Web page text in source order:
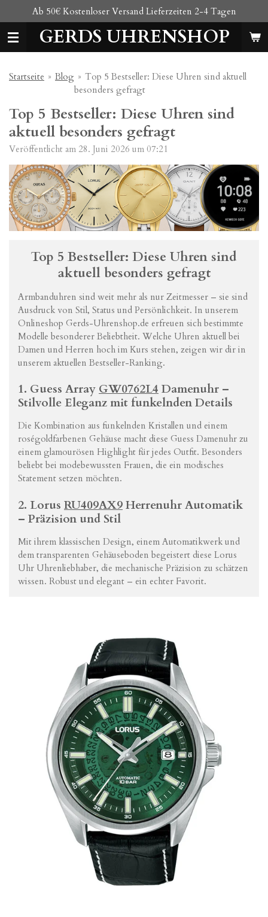
Hauptinhalt
springenGERDS UHRENSHOP
Ab 50€ Kostenloser Versand Lieferzeiten 2-4 Tagen
Startseite » Blog » Top 5 Bestseller: Diese Uhren sind aktuell
besonders gefragt
Top 5 Bestseller: Diese Uhren sind
aktuell besonders gefragt
Veröffentlicht am 28. Juni 2026 um 07:21
Top 5 Bestseller: Diese Uhren sind
aktuell besonders gefragt
Armbanduhren sind weit mehr als nur Zeitmesser – sie sind
Ausdruck von Stil, Status und Persönlichkeit. In unserem
Onlineshop Gerds-Uhrenshop.de erfreuen sich bestimmte
Modelle besonderer Beliebtheit. Welche Uhren aktuell bei
Damen und Herren hoch im Kurs stehen, zeigen wir dir in
unserem aktuellen Bestseller-Ranking.
1. Guess ArrayGW0762L4Damenuhr –
StilvolleEleganzmitfunkelndenDetails
Die Kombination aus funkelnden Kristallen und einem
roségoldfarbenen Gehäuse macht diese Guess Damenuhr zu
einem glamourösen Highlight für jedes Outfit. Besonders
beliebt bei modebewussten Frauen, die ein modisches
Statement setzen möchten.
2. Lorus RU409AX9HerrenuhrAutomatik
– Präzision und Stil
Mit ihrem klassischen Design, einem Automatikwerk und
dem transparenten Gehäuseboden begeistert diese Lorus
Uhr Uhrenliebhaber, die mechanische Präzision zu schätzen
wissen. Robust und elegant – ein echter Favorit.